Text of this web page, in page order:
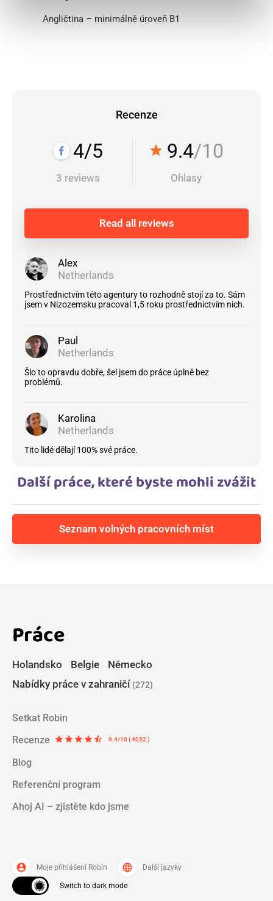
Angličtina – minimálně úroveň B1
Recenze
4/5
3 reviews
star 9.4/10
Ohlasy
Read all reviews
Alex
Netherlands
Prostřednictvím této agentury to rozhodně stojí za to. Sám
jsem v Nizozemsku pracoval 1,5 roku prostřednictvím nich.
Paul
Netherlands
Šlo to opravdu dobře, šel jsem do práce úplně bez
problémů.
Karolina
Netherlands
Tito lidé dělají 100% své práce.
Další práce, které byste mohli zvážit
Seznam volných pracovních míst
Práce
Holandsko Belgie
Německo
Nabídky práce v zahraničí (272)
Setkat Robin
Recenze starstarstarstarstar_half 9.4/10 ( 4032 )
Blog
Referenční program
Ahoj AI – zjistěte kdo jsme
account_circle Moje přihlášení Robin language Další jazyky
Switch to dark mode